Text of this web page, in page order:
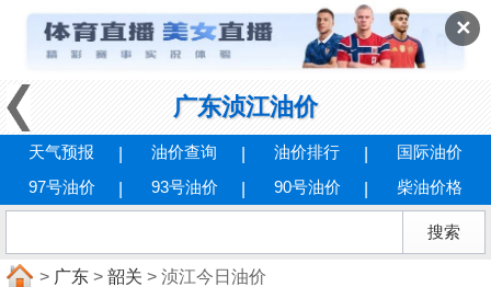
✕
广东浈江油价
天气预报 油价查询 油价排行
国际油价
97号油价
93号油价 90号油价 柴油价格
> 广东 > 韶关 > 浈江今日油价